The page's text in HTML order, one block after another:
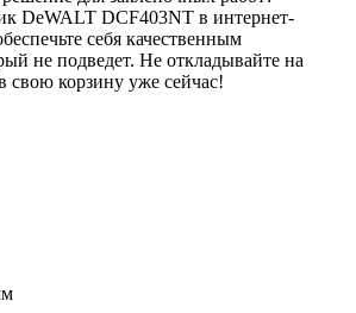
DeWALT DCF403NT в интернет-
себя качественным
не подведет. Не откладывайте на
свою корзину уже сейчас!